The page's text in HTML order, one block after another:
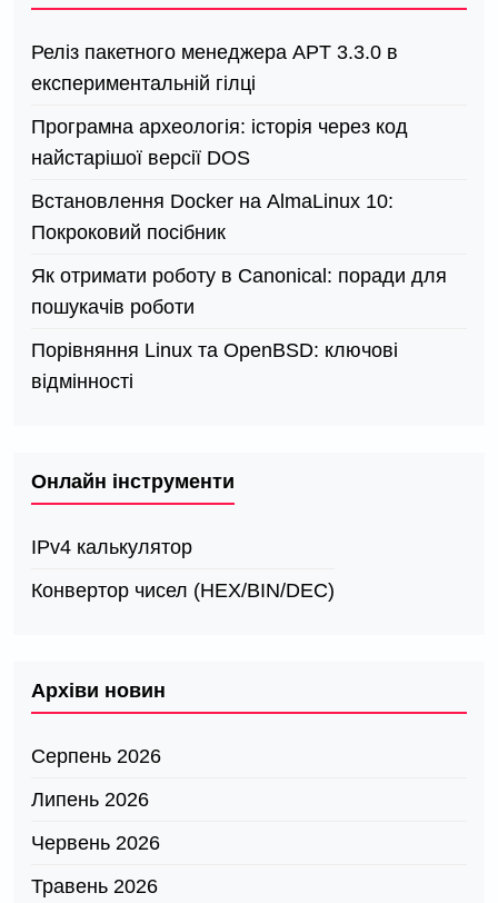
Реліз пакетного менеджера APT 3.3.0 в
експериментальній гілці
Програмна археологія: історія через код
найстарішої версії DOS
Встановлення Docker на AlmaLinux 10:
Покроковий посібник
Як отримати роботу в Canonical: поради для
пошукачів роботи
Порівняння Linux та OpenBSD: ключові
відмінності
Онлайн інструменти
IPv4 калькулятор
Конвертор чисел (HEX/BIN/DEC)
Архіви новин
Серпень 2026
Липень 2026
Червень 2026
Травень 2026